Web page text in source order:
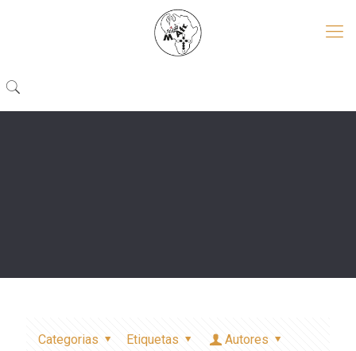
Categorias Etiquetas
Autores